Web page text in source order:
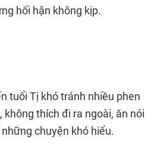
hối hận không kịp.
tuổi Tị khó tránh nhiều phen
không thích đi ra ngoài, ăn nói
chuyện khó hiểu.